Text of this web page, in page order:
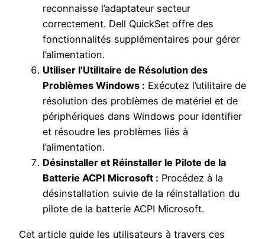
reconnaisse l’adaptateur secteur
correctement. Dell QuickSet offre des
fonctionnalités supplémentaires pour gérer
l’alimentation.
Utiliser l’Utilitaire de Résolution des
Problèmes Windows : Exécutez l’utilitaire de
résolution des problèmes de matériel et de
périphériques dans Windows pour identifier
et résoudre les problèmes liés à
l’alimentation.
Désinstaller et Réinstaller le Pilote de la
Batterie ACPI Microsoft : Procédez à la
désinstallation suivie de la réinstallation du
pilote de la batterie ACPI Microsoft.
Cet article guide les utilisateurs à travers ces